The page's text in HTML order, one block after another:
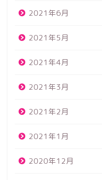
2021年6月
2021年5月
2021年4月
2021年3月
2021年2月
2021年1月
2020年12月